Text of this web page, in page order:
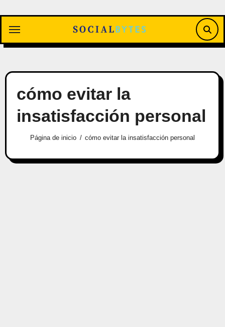
contenido
cómo evitar la
insatisfacción personal
Página de inicio cómo evitar la insatisfacción personal